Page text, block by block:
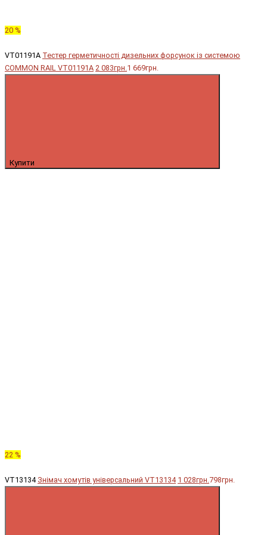
20 %
VT01191A Тестер герметичності дизельних форсунок із системою
COMMON RAIL VT01191A 2 083грн. 1 669грн.
Купити
22 %
VT13134 Знімач хомутів універсальний VT13134 1 028грн. 798грн.